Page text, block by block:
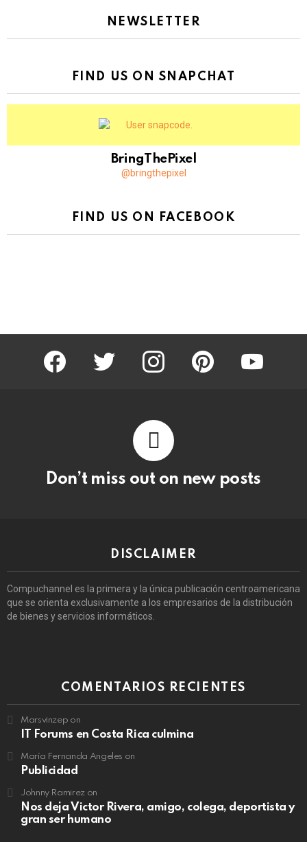
NEWSLETTER
FIND US ON SNAPCHAT
BringThePixel
@bringthepixel
FIND US ON FACEBOOK
facebook twitter instagram pinterest youtube
Don’t miss out on new posts
DISCLAIMER
Compuchannel es la primera y la única publicación centroamericana
que se orienta exclusivamente a los empresarios de la distribución
de bienes y servicios informáticos.
COMENTARIOS RECIENTES
Marsvinzep on
IT Forums en Costa Rica culmina
María Fernanda Angeles on
Publicidad
Johnny Ramirezon
Nos deja Victor Rivera, amigo, colega, deportista y
gran ser humano